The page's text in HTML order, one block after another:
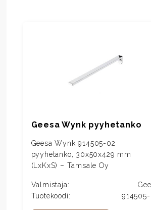
Geesa Wynk pyyhetanko
Geesa Wynk 914505-02
pyyhetanko, 30x50x429 mm
(LxKxS) – Tamsale Oy
Valmistaja:
Tuotekoodi:
914505-